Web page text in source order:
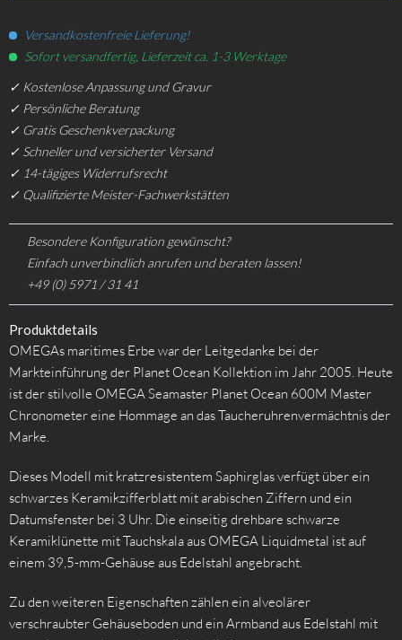
Versandkostenfreie Lieferung!
Sofort versandfertig, Lieferzeit ca. 1-3 Werktage
✓ Kostenlose Anpassung und Gravur
✓ Persönliche Beratung
✓ Gratis Geschenkverpackung
✓ Schneller und versicherter Versand
✓ 14-tägiges Widerrufsrecht
✓ Qualifizierte Meister-Fachwerkstätten
Besondere Konfiguration gewünscht?
Einfach unverbindlich anrufen und beraten lassen!
+49 (0) 5971 / 31 41
Produktdetails
OMEGAs maritimes Erbe war der Leitgedanke bei der
Markteinführung der Planet Ocean Kollektion im Jahr 2005. Heute
ist der stilvolle OMEGA Seamaster Planet Ocean 600M Master
Chronometer eine Hommage an das Taucheruhrenvermächtnis der
Marke.
Dieses Modell mit kratzresistentem Saphirglas verfügt über ein
schwarzes Keramikzifferblatt mit arabischen Ziffern und ein
Datumsfenster bei 3 Uhr. Die einseitig drehbare schwarze
Keramiklünette mit Tauchskala aus OMEGA Liquidmetal ist auf
einem 39,5-mm-Gehäuse aus Edelstahl angebracht.
Zu den weiteren Eigenschaften zählen ein alveolärer
verschraubter Gehäuseboden und ein Armband aus Edelstahl mit